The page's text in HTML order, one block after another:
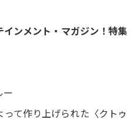
ンメント・マガジン！特集
て作り上げられた〈クトゥ